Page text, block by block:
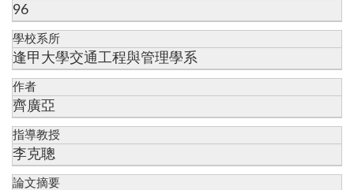
96
學校系所
逢甲大學交通工程與管理學系
作者
齊廣亞
指導教授
李克聰
論文摘要